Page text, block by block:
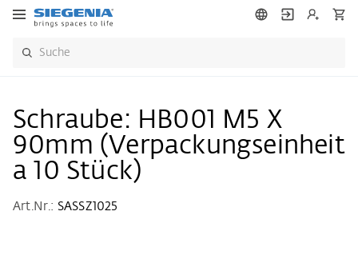
Schraube: HB001 M5 X
90mm (Verpackungseinheit
a 10 Stück)
Art.Nr.: SASSZ1025